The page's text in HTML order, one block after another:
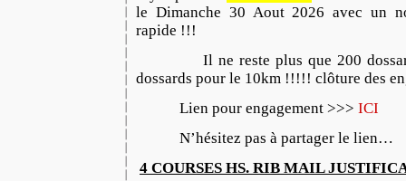
le Dimanche 30 Aout 2026 avec un
rapide !!!
Il ne reste plus que 200
dossards pour le 10km !!!!! clôture des
Lien pour engagement >>> ICI
N’hésitez pas à partager le lien…
4 COURSES HS. RIB MAIL